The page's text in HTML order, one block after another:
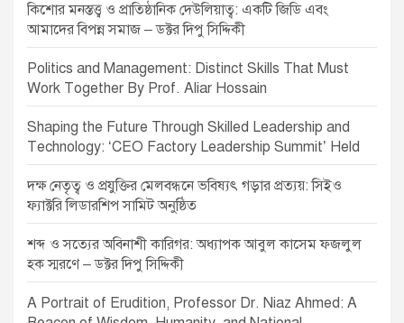
কিশোর মনস্তত্ত্ব ও প্রাতিষ্ঠানিক দেউলিয়াত্ব: একটি জিডি এবং
আমাদের বিপন্ন সমাজ – ডক্টর দিপু সিদ্দিকী
Politics and Management: Distinct Skills That Must
Work Together By Prof. Aliar Hossain
Shaping the Future Through Skilled Leadership and
Technology: ‘CEO Factory Leadership Summit’ Held
দক্ষ নেতৃত্ব ও প্রযুক্তির মেলবন্ধনে ভবিষ্যৎ গড়ার প্রত্যয়: সিইও
ফ্যাক্টরি লিডারশিপ সামিট অনুষ্ঠিত
শব্দ ও সত্যের অবিনাশী কারিগর: অধ্যাপক আবুল কাসেম ফজলুল
হক স্মরণে – ডক্টর দিপু সিদ্দিকী
A Portrait of Erudition, Professor Dr. Niaz Ahmed: A